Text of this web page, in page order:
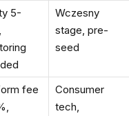
5-
Wczesny
stage, pre-
seed
fee
Consumer
tech,